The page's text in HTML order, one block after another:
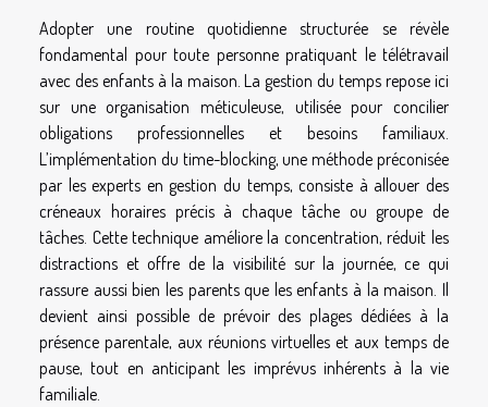
Adopter une routine quotidienne structurée se révèle
fondamental pour toute personne pratiquant le télétravail
avec des enfants à la maison. La gestion du temps repose ici
sur une organisation méticuleuse, utilisée pour concilier
obligations professionnelles et besoins familiaux.
L’implémentation du time-blocking, une méthode préconisée
par les experts en gestion du temps, consiste à allouer des
créneaux horaires précis à chaque tâche ou groupe de
tâches. Cette technique améliore la concentration, réduit les
distractions et offre de la visibilité sur la journée, ce qui
rassure aussi bien les parents que les enfants à la maison. Il
devient ainsi possible de prévoir des plages dédiées à la
présence parentale, aux réunions virtuelles et aux temps de
pause, tout en anticipant les imprévus inhérents à la vie
familiale.